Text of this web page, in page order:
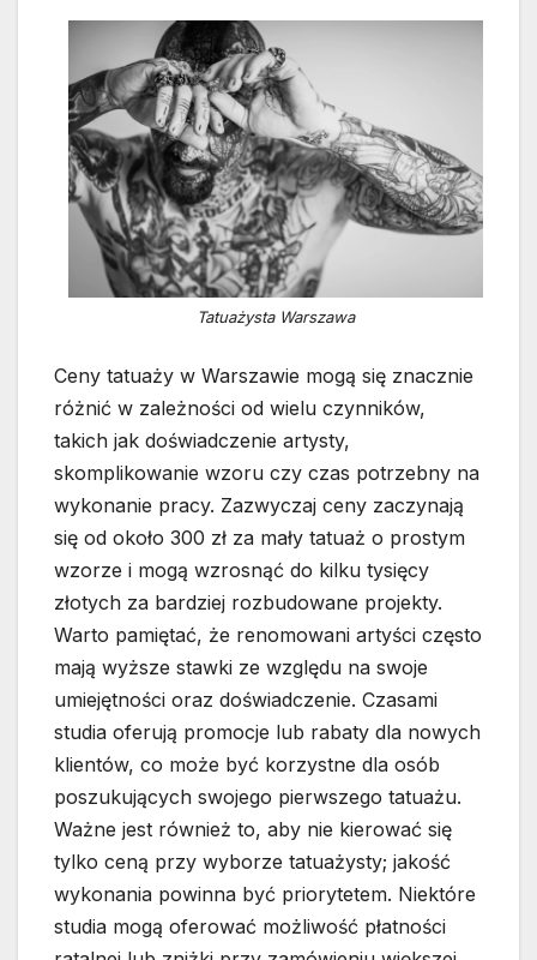
Tatuażysta Warszawa
Ceny tatuaży w Warszawie mogą się znacznie
różnić w zależności od wielu czynników,
takich jak doświadczenie artysty,
skomplikowanie wzoru czy czas potrzebny na
wykonanie pracy. Zazwyczaj ceny zaczynają
się od około 300 zł za mały tatuaż o prostym
wzorze i mogą wzrosnąć do kilku tysięcy
złotych za bardziej rozbudowane projekty.
Warto pamiętać, że renomowani artyści często
mają wyższe stawki ze względu na swoje
umiejętności oraz doświadczenie. Czasami
studia oferują promocje lub rabaty dla nowych
klientów, co może być korzystne dla osób
poszukujących swojego pierwszego tatuażu.
Ważne jest również to, aby nie kierować się
tylko ceną przy wyborze tatuażysty; jakość
wykonania powinna być priorytetem. Niektóre
studia mogą oferować możliwość płatności